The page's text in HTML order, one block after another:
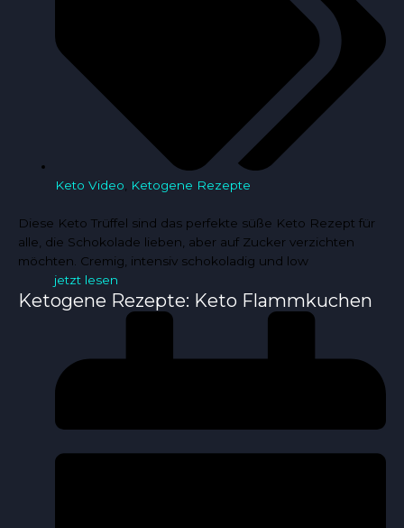
Keto Video Ketogene Rezepte
Diese Keto Trüffel sind das perfekte süße Keto Rezept für
alle, die Schokolade lieben, aber auf Zucker verzichten
möchten. Cremig, intensiv schokoladig und low
jetzt lesen
Ketogene Rezepte: Keto Flammkuchen